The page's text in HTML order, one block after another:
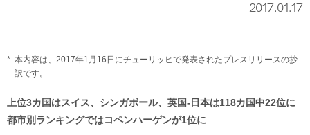
2017.01.17
* 本内容は、2017年1月16日にチューリッヒで発表されたプレスリリースの抄
訳です。
上位3カ国はスイス、シンガポール、英国-日本は118カ国中22位に
都市別ランキングではコペンハーゲンが1位に